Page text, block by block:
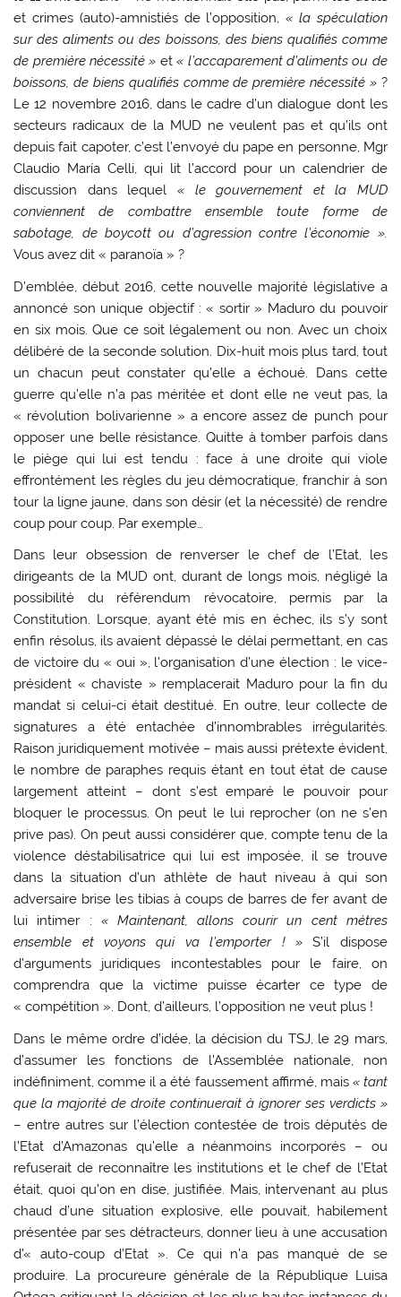
et crimes (auto)-amnistiés de l’opposition,« la spéculation
sur des aliments ou des boissons, des biens qualifiés comme
de première nécessité » et« l’accaparement d’aliments ou de
boissons, de biens qualifiés comme de première nécessité »?
Le 12 novembre 2016, dans le cadre d’un dialogue dont les
secteurs radicaux de la MUD ne veulent pas et qu’ils ont
depuis fait capoter, c’est l’envoyé du pape en personne, Mgr
Claudio María Celli, qui lit l’accord pour un calendrier de
discussion dans lequel « le gouvernement et la MUD
conviennent de combattre ensemble toute forme de
sabotage, de boycott ou d’agression contre l’économie ».
Vous avez dit « paranoïa » ?
D’emblée, début 2016, cette nouvelle majorité législative a
annoncé son unique objectif : « sortir » Maduro du pouvoir
en six mois. Que ce soit légalement ou non. Avec un choix
délibéré de la seconde solution. Dix-huit mois plus tard, tout
un chacun peut constater qu’elle a échoué. Dans cette
guerre qu’elle n’a pas méritée et dont elle ne veut pas, la
« révolution bolivarienne » a encore assez de punch pour
opposer une belle résistance. Quitte à tomber parfois dans
le piège qui lui est tendu : face à une droite qui viole
effrontément les règles du jeu démocratique, franchir à son
tour la ligne jaune, dans son désir (et la nécessité) de rendre
coup pour coup. Par exemple…
Dans leur obsession de renverser le chef de l’Etat, les
dirigeants de la MUD ont, durant de longs mois, négligé la
possibilité du référendum révocatoire, permis par la
Constitution. Lorsque, ayant été mis en échec, ils s’y sont
enfin résolus, ils avaient dépassé le délai permettant, en cas
de victoire du « oui », l’organisation d’une élection : le vice-
président « chaviste » remplacerait Maduro pour la fin du
mandat si celui-ci était destitué. En outre, leur collecte de
signatures a été entachée d’innombrables irrégularités.
Raison juridiquement motivée – mais aussi prétexte évident,
le nombre de paraphes requis étant en tout état de cause
largement atteint – dont s’est emparé le pouvoir pour
bloquer le processus. On peut le lui reprocher (on ne s’en
prive pas). On peut aussi considérer que, compte tenu de la
violence déstabilisatrice qui lui est imposée, il se trouve
dans la situation d’un athlète de haut niveau à qui son
adversaire brise les tibias à coups de barres de fer avant de
lui intimer : « Maintenant, allons courir un cent mètres
ensemble et voyons qui va l’emporter ! »S’il dispose
d’arguments juridiques incontestables pour le faire, on
comprendra que la victime puisse écarter ce type de
« compétition ». Dont, d’ailleurs, l’opposition ne veut plus !
Dans le même ordre d’idée, la décision du TSJ, le 29 mars,
d’assumer les fonctions de l’Assemblée nationale, non
indéfiniment, comme il a été faussement affirmé, mais « tant
que la majorité de droite continuerait à ignorer ses verdicts »
– entre autres sur l’élection contestée de trois députés de
l’Etat d’Amazonas qu’elle a néanmoins incorporés – ou
refuserait de reconnaître les institutions et le chef de l’Etat
était, quoi qu’on en dise, justifiée. Mais, intervenant au plus
chaud d’une situation explosive, elle pouvait, habilement
présentée par ses détracteurs, donner lieu à une accusation
d’« auto-coup d’Etat ». Ce qui n’a pas manqué de se
produire. La procureure générale de la République Luisa